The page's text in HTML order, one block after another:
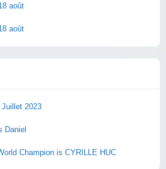
août
août
2023
Daniel
Champion is CYRILLE HUC